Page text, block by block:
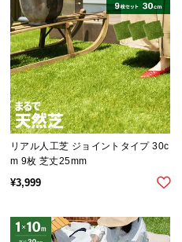
大
型
商
品
の
配
に
リアル人工芝 ジョイントタイプ 30c
m 9枚 芝丈25mm
¥3,999